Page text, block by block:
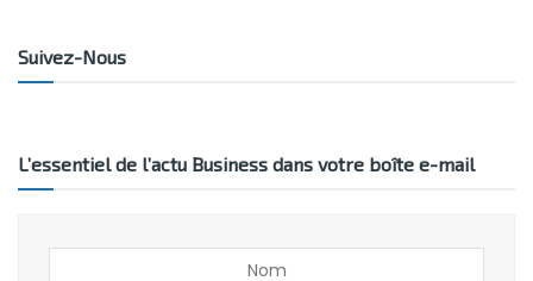
Suivez-Nous
L’essentiel de l’actu Business dans votre boîte e-mail